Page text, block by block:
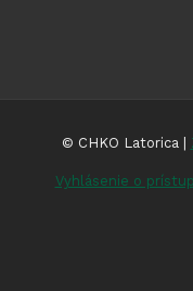
© CHKO Latorica |
Vyhlásenie o